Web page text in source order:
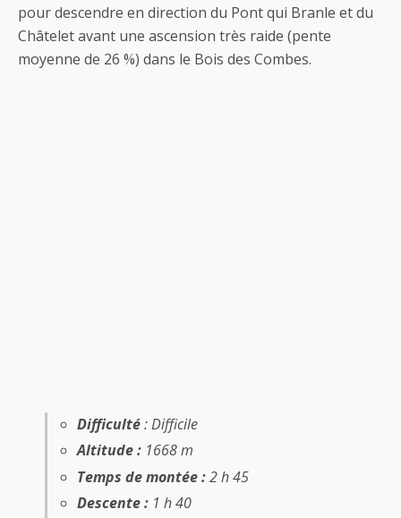
pour descendre en direction du Pont qui Branle et du
Châtelet avant une ascension très raide (pente
moyenne de 26 %) dans le Bois des Combes.
Difficulté: Difficile
Altitude :1668 m
Temps de montée :2 h 45
Descente :1 h 40